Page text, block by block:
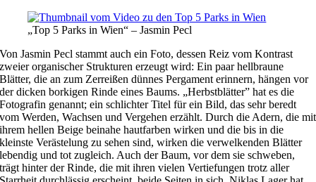
„Top 5 Parks in Wien“ – Jasmin Pecl
Von Jasmin Pecl stammt auch ein Foto, dessen Reiz vom Kontrast
zweier organischer Strukturen erzeugt wird: Ein paar hellbraune
Blätter, die an zum Zerreißen dünnes Pergament erinnern, hängen vor
der dicken borkigen Rinde eines Baums. „Herbstblätter” hat es die
Fotografin genannt; ein schlichter Titel für ein Bild, das sehr beredt
vom Werden, Wachsen und Vergehen erzählt. Durch die Adern, die mit
ihrem hellen Beige beinahe hautfarben wirken und die bis in die
kleinste Verästelung zu sehen sind, wirken die verwelkenden Blätter
lebendig und tot zugleich. Auch der Baum, vor dem sie schweben,
trägt hinter der Rinde, die mit ihren vielen Vertiefungen trotz aller